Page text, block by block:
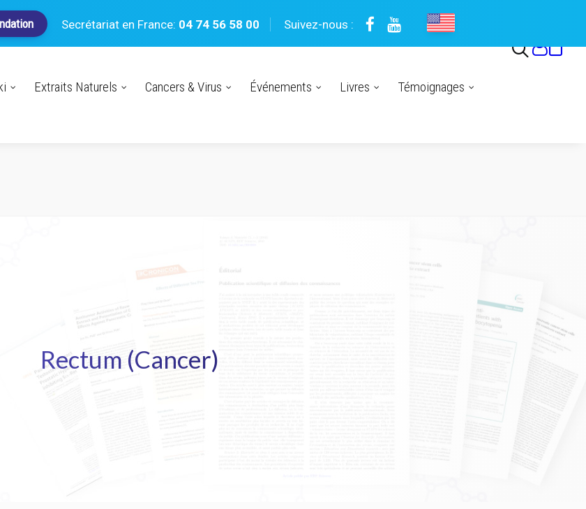
Secrétariat en France: 04 74 56 58 00 Suivez-nous :
Extraits Naturels Cancers & Virus Événements Livres
Témoignages
Rectum (Cancer)